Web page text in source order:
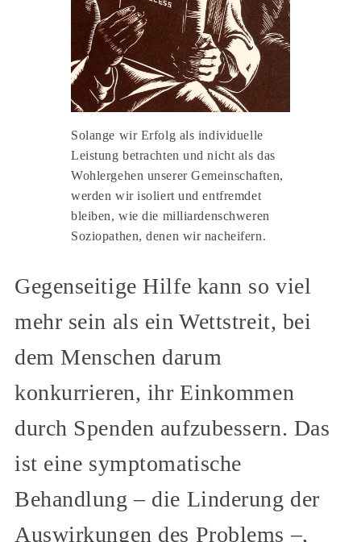
Solange wir Erfolg als individuelle
Leistung betrachten und nicht als das
Wohlergehen unserer Gemeinschaften,
werden wir isoliert und entfremdet
bleiben, wie die milliardenschweren
Soziopathen, denen wir nacheifern.
Gegenseitige Hilfe kann so viel
mehr sein als ein Wettstreit, bei
dem Menschen darum
konkurrieren, ihr Einkommen
durch Spenden aufzubessern. Das
ist eine symptomatische
Behandlung – die Linderung der
Auswirkungen des Problems –,